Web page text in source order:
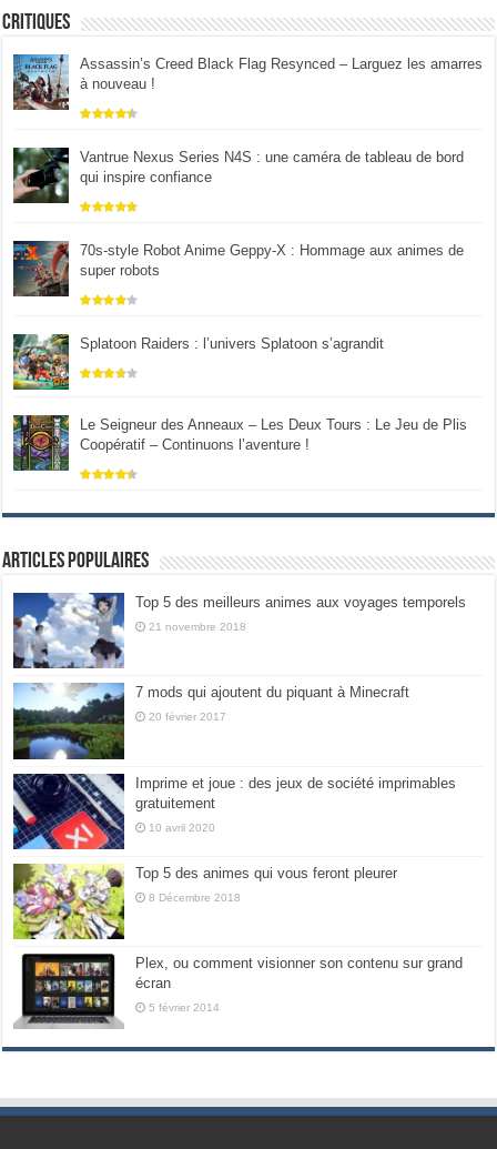
Critiques
Assassin’s Creed Black Flag Resynced – Larguez les amarres
à nouveau !
Vantrue Nexus Series N4S : une caméra de tableau de bord
qui inspire confiance
70s-style Robot Anime Geppy-X : Hommage aux animes de
super robots
Splatoon Raiders : l’univers Splatoon s’agrandit
Le Seigneur des Anneaux – Les Deux Tours : Le Jeu de Plis
Coopératif – Continuons l’aventure !
Articles populaires
Top 5 des meilleurs animes aux voyages temporels
21 novembre 2018
7 mods qui ajoutent du piquant à Minecraft
20 février 2017
Imprime et joue : des jeux de société imprimables
gratuitement
10 avril 2020
Top 5 des animes qui vous feront pleurer
8 Décembre 2018
Plex, ou comment visionner son contenu sur grand
écran
5 février 2014